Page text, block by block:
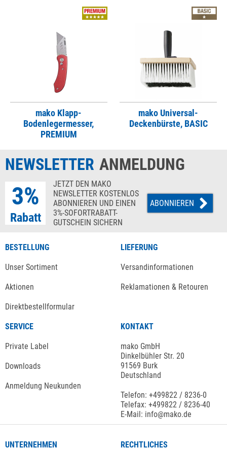
mako Klapp-
Bodenlegermesser,
PREMIUM
mako Universal-
Deckenbürste, BASIC
NEWSLETTER ANMELDUNG
3%
Rabatt
JETZT DEN MAKO
NEWSLETTER KOSTENLOS
ABONNIEREN UND EINEN
3%-SOFORTRABATT-
GUTSCHEIN SICHERN
ABONNIEREN
BESTELLUNG
Unser Sortiment
Aktionen
Direktbestellformular
LIEFERUNG
Versandinformationen
Reklamationen & Retouren
SERVICE
Private Label
Downloads
Anmeldung Neukunden
KONTAKT
mako GmbH
Dinkelbühler Str. 20
91569 Burk
Deutschland
Telefon: +499822 / 8236-0
Telefax: +499822 / 8236-40
E-Mail: info@mako.de
UNTERNEHMEN RECHTLICHES